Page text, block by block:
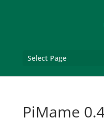
Select Page
PiMame